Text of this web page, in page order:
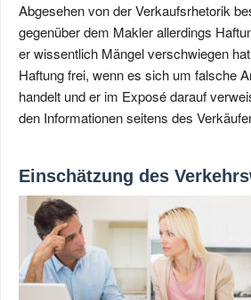
Abgesehen von der Verkaufsrhetorik
gegenüber dem Makler allerdings
er wissentlich Mängel verschwiegen
Haftung frei, wenn es sich um falsche
handelt und er im Exposé darauf
den Informationen seitens des
Einschätzung des